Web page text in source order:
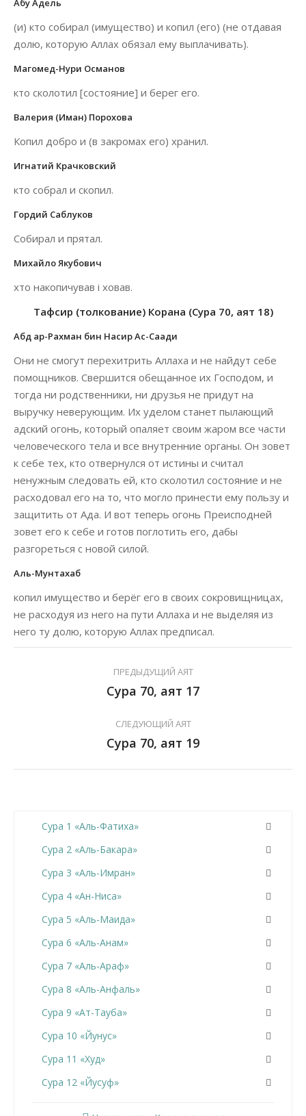
Абу Адель
(и) кто собирал (имущество) и копил (его) (не отдавая
долю, которую Аллах обязал ему выплачивать).
Магомед-Нури Османов
кто сколотил [состояние] и берег его.
Валерия (Иман) Порохова
Копил добро и (в закромах его) хранил.
Игнатий Крачковский
кто собрал и скопил.
Гордий Саблуков
Собирал и прятал.
Михайло Якубович
хто накопичував і ховав.
Тафсир (толкование) Корана (Сура 70, аят 18)
Абд ар-Рахман бин Насир Ас-Саади
Они не смогут перехитрить Аллаха и не найдут себе
помощников. Свершится обещанное их Господом, и
тогда ни родственники, ни друзья не придут на
выручку неверующим. Их уделом станет пылающий
адский огонь, который опаляет своим жаром все части
человеческого тела и все внутренние органы. Он зовет
к себе тех, кто отвернулся от истины и считал
ненужным следовать ей, кто сколотил состояние и не
расходовал его на то, что могло принести ему пользу и
защитить от Ада. И вот теперь огонь Преисподней
зовет его к себе и готов поглотить его, дабы
разгореться с новой силой.
Аль-Мунтахаб
копил имущество и берёг его в своих сокровищницах,
не расходуя из него на пути Аллаха и не выделяя из
него ту долю, которую Аллах предписал.
ПРЕДЫДУЩИЙ АЯТ
Сура 70, аят 17
СЛЕДУЮЩИЙ АЯТ
Сура 70, аят 19
Сура 1 «Аль-Фатиха»
Сура 2 «Аль-Бакара»
Сура 3 «Аль-Имран»
Сура 4 «Ан-Ниса»
Сура 5 «Аль-Маида»
Сура 6 «Аль-Анам»
Сура 7 «Аль-Араф»
Сура 8 «Аль-Анфаль»
Сура 9 «Ат-Тауба»
Сура 10 «Йунус»
Сура 11 «Худ»
Сура 12 «Йусуф»